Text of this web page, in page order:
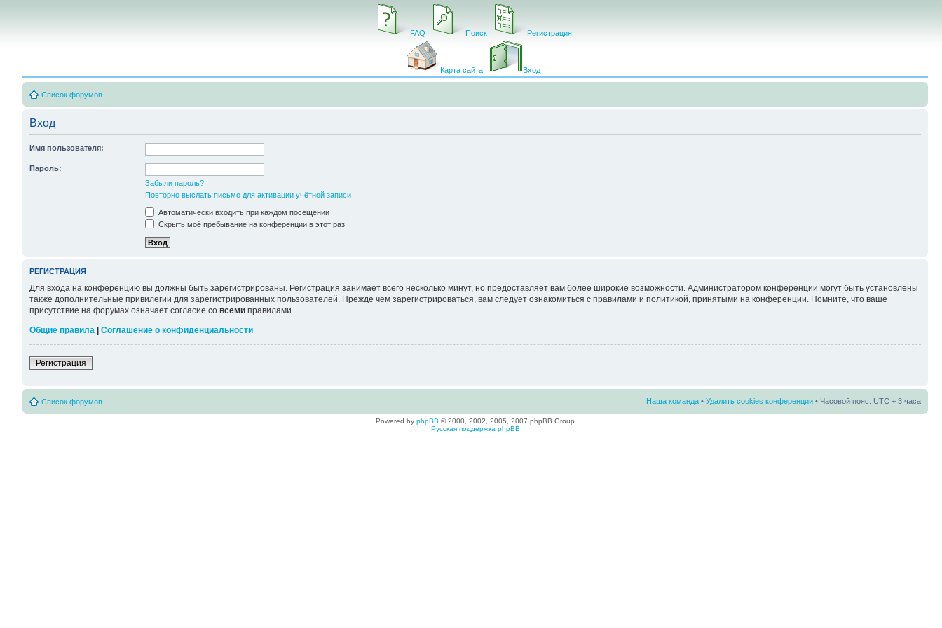
FAQ Поиск Регистрация
Карта сайта Вход
Список форумов
Вход
Имя пользователя:
Пароль:
Забыли пароль?
Повторно выслать письмо для активации учётной записи
Автоматически входить при каждом посещении
Скрыть моё пребывание на конференции в этот раз
РЕГИСТРАЦИЯ
Для входа на конференцию вы должны быть зарегистрированы. Регистрация занимает всего несколько минут, но предоставляет вам более широкие возможности. Администратором конференции могут быть установлены
также дополнительные привилегии для зарегистрированных пользователей. Прежде чем зарегистрироваться, вам следует ознакомиться с правилами и политикой, принятыми на конференции. Помните, что ваше
присутствие на форумах означает согласие со всеми правилами.
Общие правила | Соглашение о конфиденциальности
Регистрация
Список форумов Наша команда • Удалить cookies конференции • Часовой пояс: UTC + 3 часа
Powered by phpBB © 2000, 2002, 2005, 2007 phpBB Group
Русская поддержка phpBB